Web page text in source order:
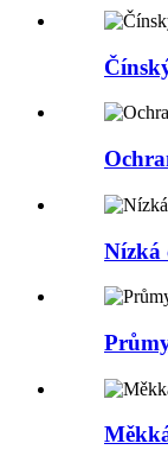
Nízká